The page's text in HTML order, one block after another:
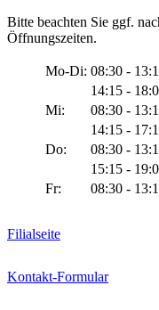
Bitte beachten Sie ggf.
Öffnungszeiten.
Mo-Di: 08:30 -
14:15 -
Mi:
08:30 -
14:15 -
Do:
08:30 -
15:15 -
Fr:
08:30 -
Filialseite
Kontakt-Formular